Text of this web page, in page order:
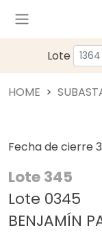
Lote
HOME
Fecha de cierre
Lote 345
Lote 0345
BENJAMÍN